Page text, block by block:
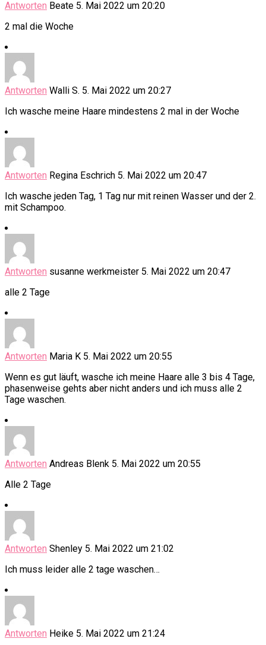
Antworten Beate 5. Mai 2022 um 20:20
2 mal die Woche
Antworten Walli S. 5. Mai 2022 um 20:27
Ich wasche meine Haare mindestens 2 mal in der Woche
Antworten Regina Eschrich 5. Mai 2022 um 20:47
Ich wasche jeden Tag, 1 Tag nur mit reinen Wasser und der 2.
mit Schampoo.
Antworten susanne werkmeister 5. Mai 2022 um 20:47
alle 2 Tage
Antworten Maria K 5. Mai 2022 um 20:55
Wenn es gut läuft, wasche ich meine Haare alle 3 bis 4 Tage,
phasenweise gehts aber nicht anders und ich muss alle 2
Tage waschen.
Antworten Andreas Blenk 5. Mai 2022 um 20:55
Alle 2 Tage
Antworten Shenley 5. Mai 2022 um 21:02
Ich muss leider alle 2 tage waschen…
Antworten Heike 5. Mai 2022 um 21:24